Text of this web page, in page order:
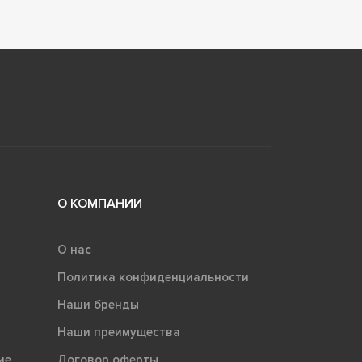
О КОМПАНИИ
О нас
Политика конфиденциальности
Наши бренды
Наши преимущества